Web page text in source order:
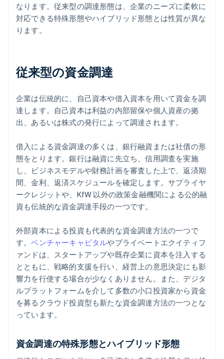
なります。従来型の調達形態は、企業のニーズに柔軟に
対応できる特殊形態やハイブリッド形態とは性質が異な
ります。
従来型の資金調達
企業は伝統的に、自己資本や借入資本を用いて資金を調
達します。自己資本は利益の内部留保や個人資産の拠
出、あるいは株式の発行によって調達されます。
借入による資金調達の多くは、銀行融資または社債の形
態をとります。銀行は融資に先立ち、信用調査を実施
し、ビジネスモデルや財務計画を審査した上で、返済期
間、金利、返済スケジュールを確定します。サプライヤ
ークレジットや、KfW 以外の政策金融機関による公的融
資も伝統的な資金調達手段の一つです。
外部資本による投資も代表的な資金調達方法の一つで
す。ベンチャーキャピタルやプライベートエクイティフ
ァンドは、スタートアップや既存企業に資本を注入する
とともに、戦略的支援を行い、経営上の意思決定にも影
響力を行使する場合が少なくありません。また、デジタ
ルプラットフォームを介して多数の小口投資家から資金
を募るクラウド投資型も新たな資金調達方法の一つとな
っています。
資金調達の特殊形態とハイブリッド形態